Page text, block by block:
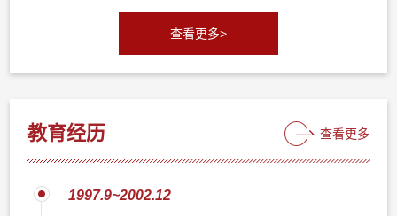
查看更多>
教育经历 查看更多
1997.9~2002.12